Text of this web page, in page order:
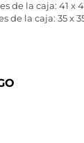
de la caja: 41 x
de la caja: 35 x